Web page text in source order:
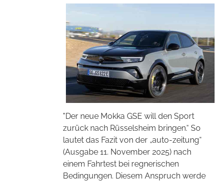
"Der neue Mokka GSE will den Sport
zurück nach Rüsselsheim bringen.“ So
lautet das Fazit von der „auto-zeitung“
(Ausgabe 11. November 2025) nach
einem Fahrtest bei regnerischen
Bedingungen. Diesem Anspruch werde